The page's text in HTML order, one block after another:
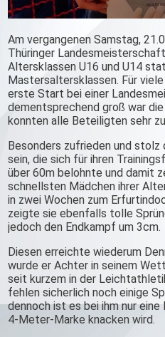
Am vergangenen Samstag,
Thüringer
Altersklassen U16 und U14
Mastersaltersklassen. Für
erste Start bei einer
dementsprechend groß war
konnten alle Beteiligten sehr
Besonders zufrieden und stolz
sein, die sich für ihren
über 60m belohnte und damit
schnellsten Mädchen ihrer
in zwei Wochen zum
zeigte sie ebenfalls tolle
jedoch den Endkampf um 3cm.
Diesen erreichte wiederum
wurde er Achter in seinem
seit kurzem in der
fehlen sicherlich noch einige
dennoch ist es bei ihm nur
4-Meter-Marke knacken wird.